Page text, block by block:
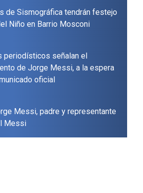
de Sismográfica tendrán festejo
Niño en Barrio Mosconi
periodísticos señalan el
de Jorge Messi, a la espera
oficial
Messi, padre y representante
Messi